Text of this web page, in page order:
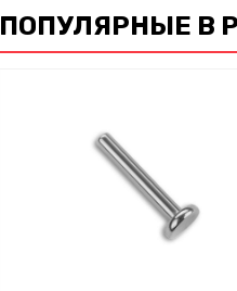
ПОПУЛЯРНЫЕ В